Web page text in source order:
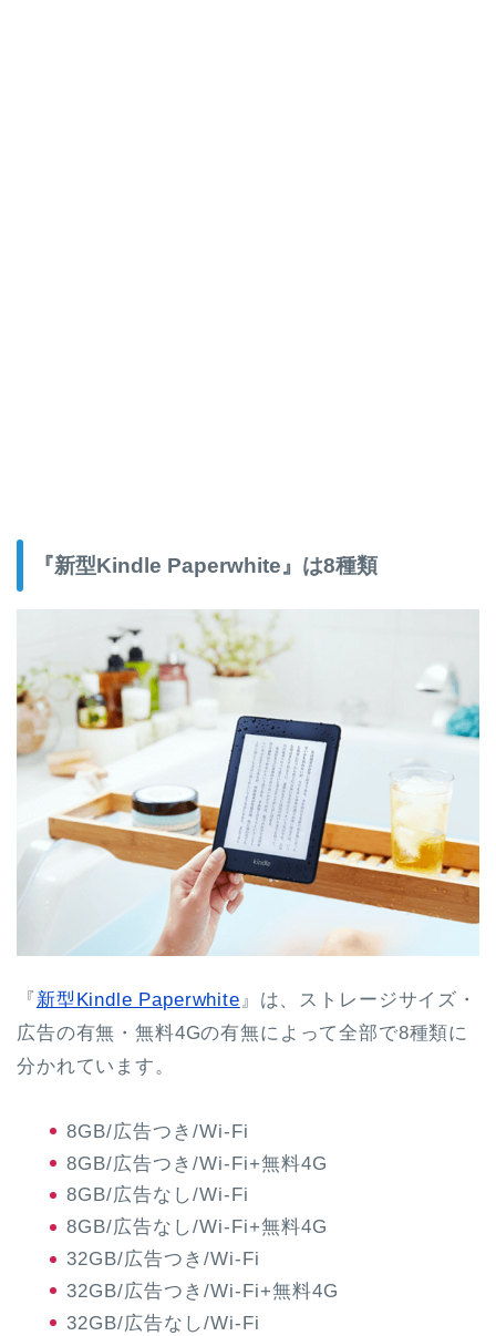
『新型Kindle Paperwhite』は8種類
『 新型Kindle Paperwhite 』は、ストレージサイズ・
広告の有無・無料4Gの有無によって全部で8種類に
分かれています。
8GB/広告つき/Wi-Fi
8GB/広告つき/Wi-Fi+無料4G
8GB/広告なし/Wi-Fi
8GB/広告なし/Wi-Fi+無料4G
32GB/広告つき/Wi-Fi
32GB/広告つき/Wi-Fi+無料4G
32GB/広告なし/Wi-Fi